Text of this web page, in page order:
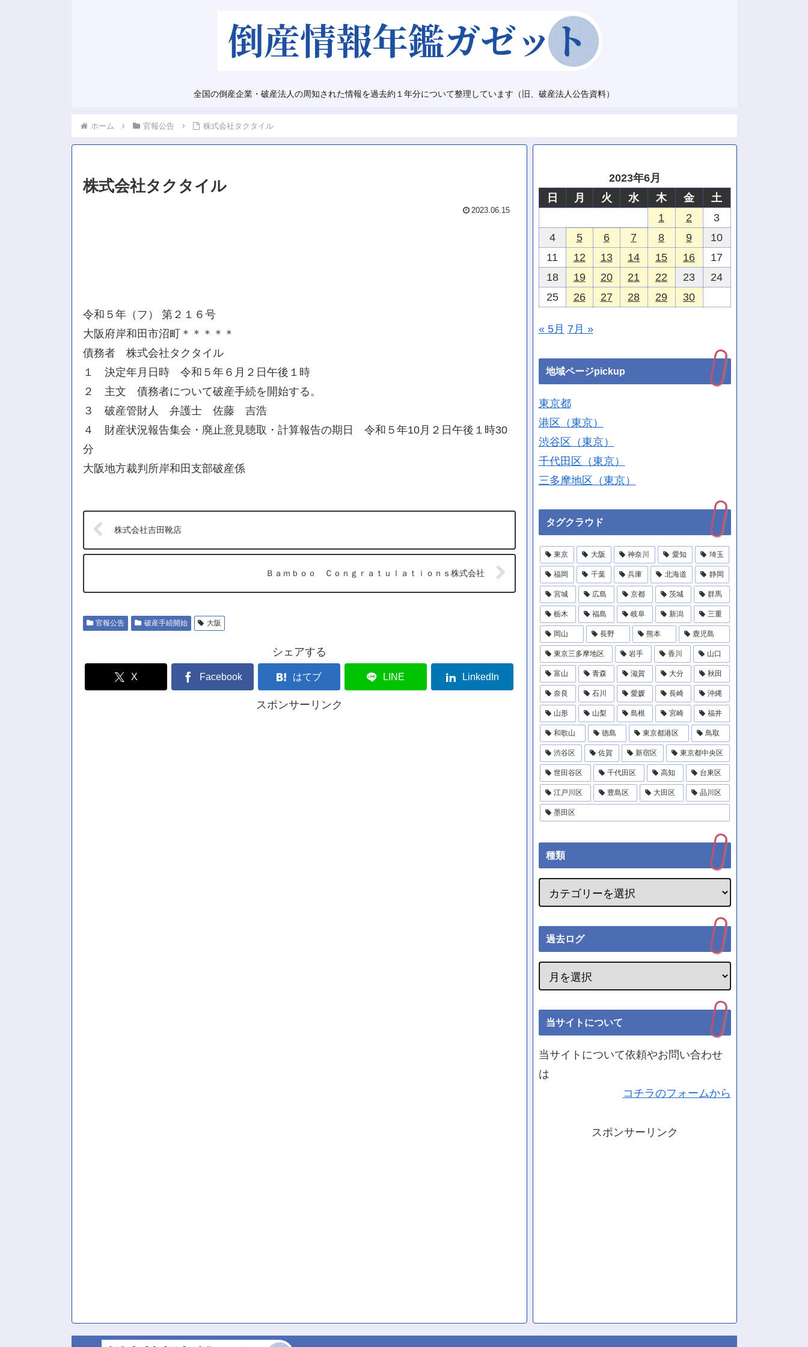
全国の倒産企業・破産法人の周知された情報を過去約１年分について整理しています（旧、破産法人公告資料）
ホーム 官報公告 株式会社タクタイル
株式会社タクタイル
2023.06.15
令和５年（フ） 第２１６号
大阪府岸和田市沼町＊＊＊＊＊
債務者 株式会社タクタイル
１ 決定年月日時 令和５年６月２日午後１時
２ 主文 債務者について破産手続を開始する。
３ 破産管財人 弁護士 佐藤 吉浩
４ 財産状況報告集会・廃止意見聴取・計算報告の期日 令和５年10月２日午後１時30
分
大阪地方裁判所岸和田支部破産係
株式会社吉田靴店
Ｂａｍｂｏｏ Ｃｏｎｇｒａｔｕｌａｔｉｏｎｓ株式会社
官報公告 破産手続開始 大阪
シェアする
X Facebook はてブ LINE LinkedIn
スポンサーリンク
2023年6月
日
月 火 水 木 金
土
1
2
3
4
5 6 7 8 9
10
11
12 13 14 15 16
17
18
19 20 21 22 23
24
25
26 27 28 29 30
« 5月 7月 »
地域ページpickup
東京都
港区（東京）
渋谷区（東京）
千代田区（東京）
三多摩地区（東京）
タグクラウド
東京 大阪 神奈川 愛知 埼玉
福岡 千葉 兵庫 北海道 静岡
宮城 広島 京都 茨城 群馬
栃木 福島 岐阜 新潟 三重
岡山 長野 熊本 鹿児島
東京三多摩地区 岩手 香川 山口
富山 青森 滋賀 大分 秋田
奈良 石川 愛媛 長崎 沖縄
山形 山梨 島根 宮崎 福井
和歌山 徳島 東京都港区 鳥取
渋谷区 佐賀 新宿区 東京都中央区
世田谷区 千代田区 高知 台東区
江戸川区 豊島区 大田区 品川区
墨田区
種類
過去ログ
当サイトについて
当サイトについて依頼やお問い合わせ
は
コチラのフォームから
スポンサーリンク